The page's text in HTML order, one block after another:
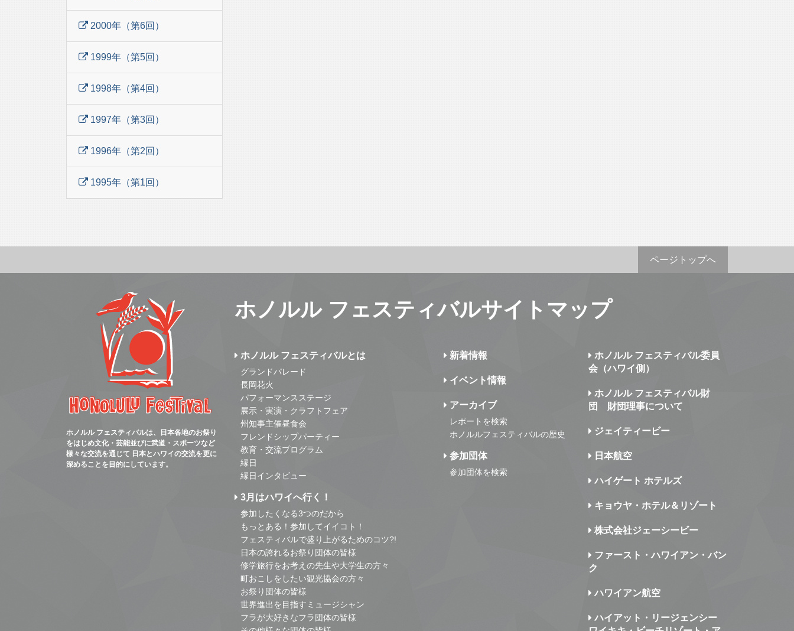
2000年（第6回）
1999年（第5回）
1998年（第4回）
1997年（第3回）
1996年（第2回）
1995年（第1回）
ページトップへ
ホノルル フェスティバルは、日本各地のお祭り
をはじめ文化・芸能並びに武道・スポーツなど
様々な交流を通じて 日本とハワイの交流を更に
深めることを目的にしています。
ホノルル フェスティバルサイトマップ
ホノルル フェスティバルとは
グランドパレード
長岡花火
パフォーマンスステージ
展示・実演・クラフトフェア
州知事主催昼食会
フレンドシップパーティー
教育・交流プログラム
縁日
縁日インタビュー
3月はハワイへ行く！
参加したくなる3つのだから
もっとある！参加してイイコト！
フェスティバルで盛り上がるためのコツ?!
日本の誇れるお祭り団体の皆様
修学旅行をお考えの先生や大学生の方々
町おこしをしたい観光協会の方々
お祭り団体の皆様
世界進出を目指すミュージシャン
フラが大好きなフラ団体の皆様
新着情報
イベント情報
アーカイブ
レポートを検索
ホノルルフェスティバルの歴史
参加団体
参加団体を検索
ホノルル フェスティバル委員
会（ハワイ側）
ホノルル フェスティバル財
団 財団理事について
ジェイティービー
日本航空
ハイゲート ホテルズ
キョウヤ・ホテル＆リゾート
株式会社ジェーシービー
ファースト・ハワイアン・バン
ク
ハワイアン航空
ハイアット・リージェンシー